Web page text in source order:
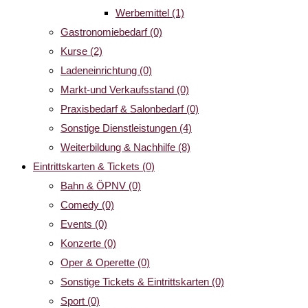
Werbemittel (1)
Gastronomiebedarf (0)
Kurse (2)
Ladeneinrichtung (0)
Markt-und Verkaufsstand (0)
Praxisbedarf & Salonbedarf (0)
Sonstige Dienstleistungen (4)
Weiterbildung & Nachhilfe (8)
Eintrittskarten & Tickets (0)
Bahn & ÖPNV (0)
Comedy (0)
Events (0)
Konzerte (0)
Oper & Operette (0)
Sonstige Tickets & Eintrittskarten (0)
Sport (0)